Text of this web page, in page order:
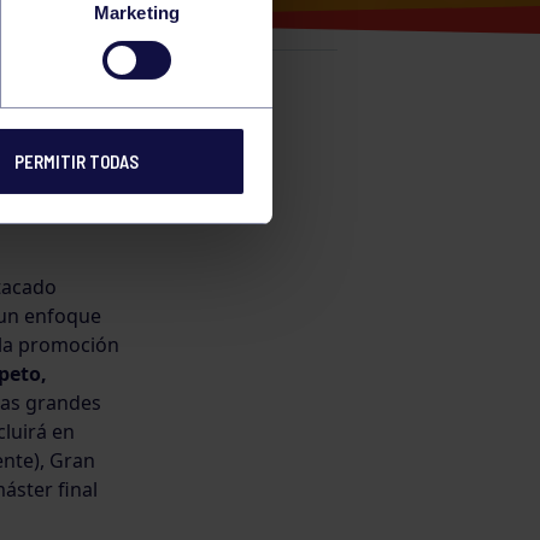
Marketing
PERMITIR TODAS
enfoque
promoción
grandes
en
Gran
final